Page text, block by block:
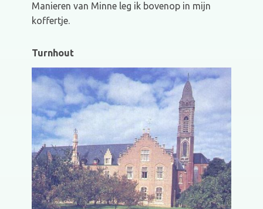
Manieren van Minne leg ik bovenop in mijn
koffertje.
Turnhout